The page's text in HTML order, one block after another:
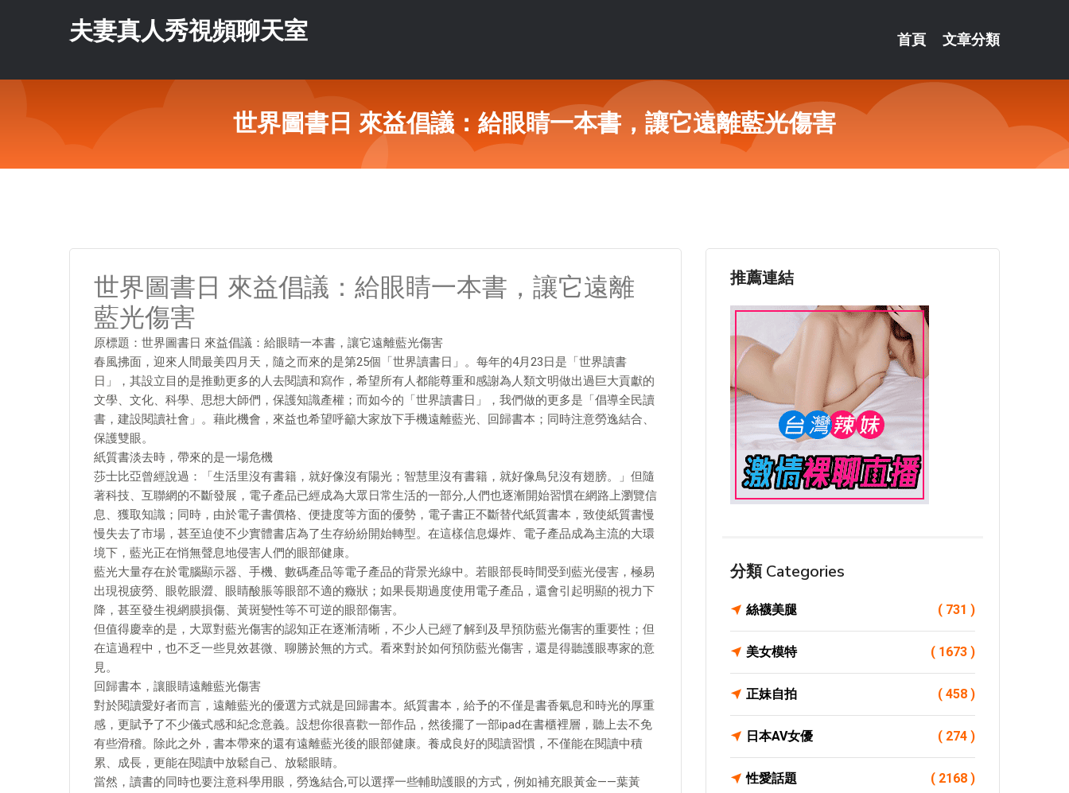
夫妻真人秀視頻聊天室 首頁 文章分類
世界圖書日 來益倡議：給眼睛一本書，讓它遠離藍光傷害
世界圖書日 來益倡議：給眼睛一本書，讓它遠離
藍光傷害
原標題：世界圖書日 來益倡議：給眼睛一本書，讓它遠離藍光傷害
春風拂面，迎來人間最美四月天，隨之而來的是第25個「世界讀書日」。每年的4月23日是「世界讀書
日」，其設立目的是推動更多的人去閱讀和寫作，希望所有人都能尊重和感謝為人類文明做出過巨大貢獻的
文學、文化、科學、思想大師們，保護知識產權；而如今的「世界讀書日」，我們做的更多是「倡導全民讀
書，建設閱讀社會」。藉此機會，來益也希望呼籲大家放下手機遠離藍光、回歸書本；同時注意勞逸結合、
保護雙眼。
紙質書淡去時，帶來的是一場危機
莎士比亞曾經說過：「生活里沒有書籍，就好像沒有陽光；智慧里沒有書籍，就好像鳥兒沒有翅膀。」但隨
著科技、互聯網的不斷發展，電子產品已經成為大眾日常生活的一部分,人們也逐漸開始習慣在網路上瀏覽信
息、獲取知識；同時，由於電子書價格、便捷度等方面的優勢，電子書正不斷替代紙質書本，致使紙質書慢
慢失去了市場，甚至迫使不少實體書店為了生存紛紛開始轉型。在這樣信息爆炸、電子產品成為主流的大環
境下，藍光正在悄無聲息地侵害人們的眼部健康。
藍光大量存在於電腦顯示器、手機、數碼產品等電子產品的背景光線中。若眼部長時間受到藍光侵害，極易
出現視疲勞、眼乾眼澀、眼睛酸脹等眼部不適的癥狀；如果長期過度使用電子產品，還會引起明顯的視力下
降，甚至發生視網膜損傷、黃斑變性等不可逆的眼部傷害。
但值得慶幸的是，大眾對藍光傷害的認知正在逐漸清晰，不少人已經了解到及早預防藍光傷害的重要性；但
在這過程中，也不乏一些見效甚微、聊勝於無的方式。看來對於如何預防藍光傷害，還是得聽護眼專家的意
見。
回歸書本，讓眼睛遠離藍光傷害
對於閱讀愛好者而言，遠離藍光的優選方式就是回歸書本。紙質書本，給予的不僅是書香氣息和時光的厚重
感，更賦予了不少儀式感和紀念意義。設想你很喜歡一部作品，然後擺了一部ipad在書櫃裡層，聽上去不免
有些滑稽。除此之外，書本帶來的還有遠離藍光後的眼部健康。養成良好的閱讀習慣，不僅能在閱讀中積
累、成長，更能在閱讀中放鬆自己、放鬆眼睛。
當然，讀書的同時也要注意科學用眼，勞逸結合,可以選擇一些輔助護眼的方式，例如補充眼黃金——葉黃
推薦連結
分類 Categories
絲襪美腿 ( 731 )
美女模特 ( 1673 )
正妹自拍 ( 458 )
日本AV女優 ( 274 )
性愛話題 ( 2168 )